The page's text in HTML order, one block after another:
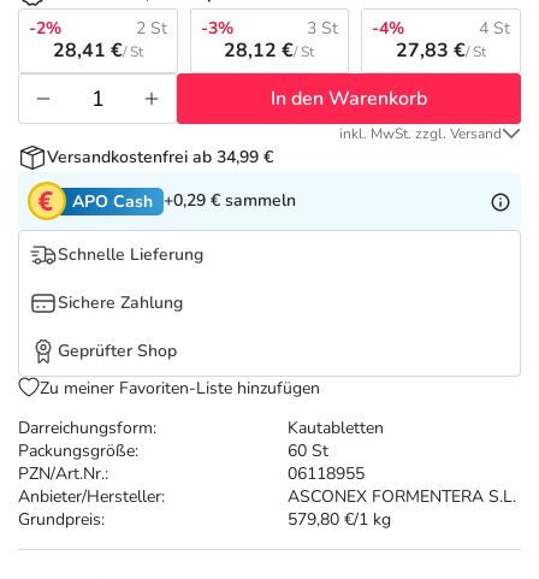
Tierapotheke
Vitamine & Mineralstoffe
Marken
Salus Deals
Darreichungsform:
Kautabletten
Packungsgröße:
60 St
PZN/Art.Nr.:
06118955
Anbieter/Hersteller:
ASCONEX FORMENTERA S.L.
Grundpreis:
579,80 €/1 kg
-2%
2 St
28,41 €/ St
-3% 3 St
28,12 €/ St
-4% 4 St
27,83 €/ St
In den Warenkorb
inkl. MwSt. zzgl. Versand
Versandkostenfrei ab 34,99 €
APO Cash +0,29 € sammeln
Schnelle Lieferung
Sichere Zahlung
Geprüfter Shop
Zu meiner Favoriten-Liste hinzufügen